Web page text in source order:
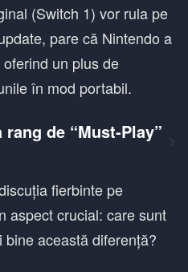
(Switch 1) vor rula pe
pare că Nintendo a
un plus de
în mod portabil.
de “Must-Play”
fierbinte pe
aspect crucial: care sunt
această diferență?